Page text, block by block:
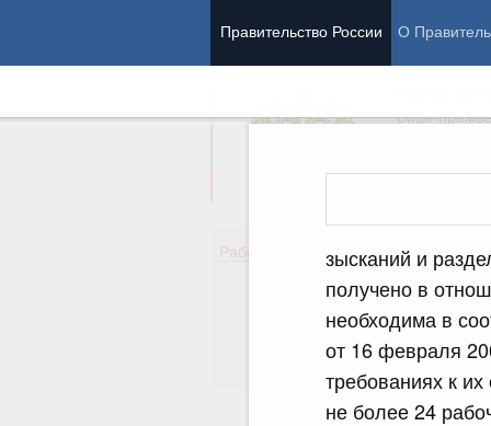
Правительство России О
зысканий и
получено в
необходима в
от 16 февраля
требованиях к
не более 24
Вице-
Работа Правительства